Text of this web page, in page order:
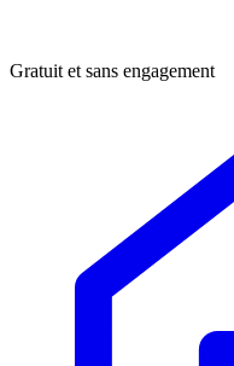
Gratuit et sans engagement